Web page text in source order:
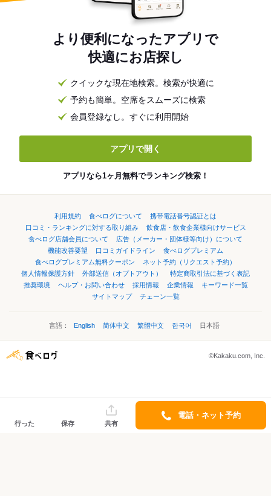
より便利になったアプリで
快適にお店探し
クイックな現在地検索。検索が快適に
予約も簡単。空席をスムーズに検索
会員登録なし。すぐに利用開始
アプリで開く
アプリなら1ヶ月無料でランキング検索！
利用規約 食べログについて
携帯電話番号認証とは
口コミ・ランキングに対する取り組み
飲食店・飲食企業様向けサービス
食べログ店舗会員について
広告（メーカー・団体様等向け）について
機能改善要望
口コミガイドライン
食べログプレミアム
食べログプレミアム無料クーポン
ネット予約（リクエスト予約）
個人情報保護方針
外部送信（オプトアウト）
特定商取引法に基づく表記
推奨環境
ヘルプ・お問い合わせ 採用情報 企業情報
キーワード一覧
サイトマップ
チェーン一覧
言語： English 简体中文 繁體中文 한국어 日本語
©Kakaku.com, Inc.
行った 保存 共有
電話・ネット予約